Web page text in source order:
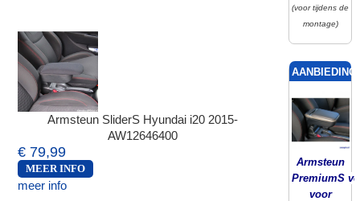
Armsteun SliderS Hyundai i20 2015-
AW12646400
€ 79,99
MEER INFO
meer info
(voor tijdens de
montage)
Armsteun
PremiumS
voor